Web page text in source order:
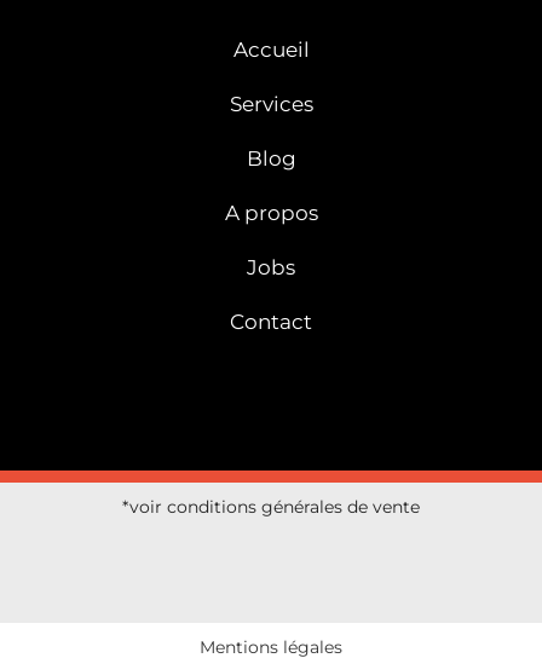
Accueil
Services
Blog
A propos
Jobs
Contact
*voir conditions générales de vente
Mentions légales